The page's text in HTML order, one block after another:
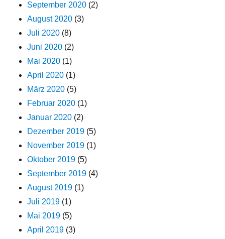
September 2020 (2)
August 2020 (3)
Juli 2020 (8)
Juni 2020 (2)
Mai 2020 (1)
April 2020 (1)
März 2020 (5)
Februar 2020 (1)
Januar 2020 (2)
Dezember 2019 (5)
November 2019 (1)
Oktober 2019 (5)
September 2019 (4)
August 2019 (1)
Juli 2019 (1)
Mai 2019 (5)
April 2019 (3)